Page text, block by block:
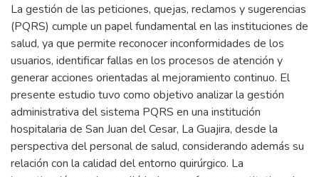
La gestión de las peticiones, quejas, reclamos y sugerencias
(PQRS) cumple un papel fundamental en las instituciones de
salud, ya que permite reconocer inconformidades de los
usuarios, identificar fallas en los procesos de atención y
generar acciones orientadas al mejoramiento continuo. El
presente estudio tuvo como objetivo analizar la gestión
administrativa del sistema PQRS en una institución
hospitalaria de San Juan del Cesar, La Guajira, desde la
perspectiva del personal de salud, considerando además su
relación con la calidad del entorno quirúrgico. La